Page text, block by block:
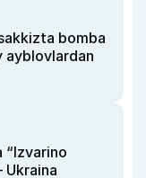
bomba
ayblovlardan
“Izvarino
Ukraina